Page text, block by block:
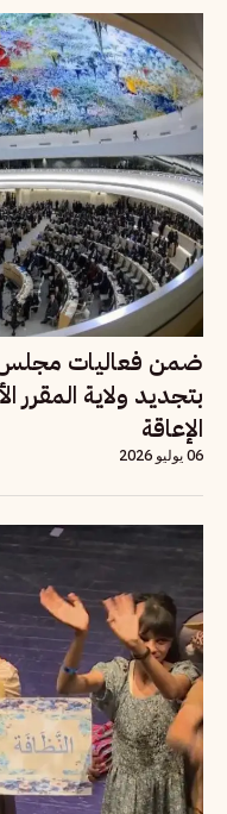
ضمن فعاليات
بتجديد ولاية
الإعاقة
06 يوليو 2026